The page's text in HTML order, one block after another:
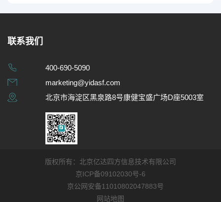
联系我们
400-690-5090
marketing@yidasf.com
北京市海淀区黑泉路8号康健宝盛广场D座5003室
版权所有：北京亿达四方信息技术有限公司
京ICP备09102030号-6
京公网安备11010802047883号
网站地图